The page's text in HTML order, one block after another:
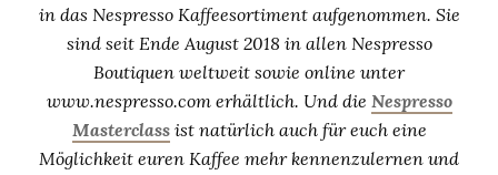
in das Nespresso Kaffeesortiment aufgenommen. Sie
sind seit Ende August 2018 in allen Nespresso
Boutiquen weltweit sowie online unter
www.nespresso.com erhältlich. Und die Nespresso
Masterclassist natürlich auch für euch eine
Möglichkeit euren Kaffee mehr kennenzulernen und